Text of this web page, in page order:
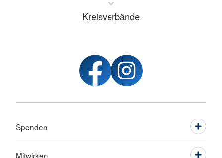
Kreisverbände
Spenden
Mitwirken